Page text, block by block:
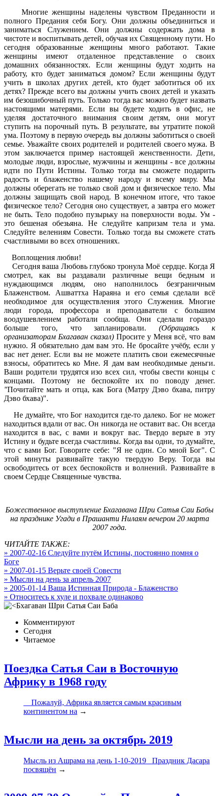
Многие женщины наделены чувством Преданности и
полного Предания себя Богу. Они должны объединиться и
заниматься Служением. Они должны содержать дома в
чистоте и воспитывать детей, обучая их Священному пути. Но
сегодня образованные женщины много работают. Такие
женщины имеют отдаленное представление о своих
домашних обязанностях. Если женщины будут ходить на
работу, кто будет заниматься домом? Если женщины будут
учить в школах других детей, кто будет заботиться об их
детях? Прежде всего вы должны учить своих детей и указать
им безошибочный путь. Только тогда вас можно будет назвать
настоящими матерями. Если вы будете ходить в офис, не
уделяя достаточного внимания своим детям, они могут
ступить на порочный путь. В результате, вы утратите покой
ума. Поэтому в первую очередь вы должны заботиться о своей
семье. Уважайте своих родителей и родителей своего мужа. В
этом заключается пример настоящей женственности. Дети,
молодые люди, взрослые, мужчины и женщины - все должны
идти по Пути Истины. Только тогда вы сможете подарить
радость и блаженство нашему народу и всему миру. Мы
должны оберегать не только свой дом и физическое тело. Мы
должны защищать свой народ. В конечном итоге, что такое
физическое тело? Сегодня оно существует, а завтра его может
не быть. Тело подобно пузырьку на поверхности воды. Ум -
это бешеная обезьяна. Не следуйте капризам тела и ума.
Следуйте велениям Совести. Только тогда вы сможете стать
счастливыми во всех отношениях.
Воплощения любви!
Сегодня ваша Любовь глубоко тронула Моё сердце. Когда Я
смотрел, как вы раздавали различные вещи бедным и
нуждающимся людям, оно наполнилось безграничным
Блаженством. Ашваттха Нараяна и его семья сделали всё
необходимое для осуществления этого Служения. Многие
люди города, профессора и преподаватели с большим
воодушевлением работали сообща. Они сделали гораздо
больше того, что запланировали.(Обращаясь к
организаторам Бхагаван сказал) Просите у Меня всё, что вам
нужно. Я обязательно дам вам это. Не бросайте учёбу, если у
вас нет денег. Если вы не можете платить свои ежемесячные
взносы, обратитесь ко Мне. Я дам вам необходимые деньги.
Ваши родители трудятся изо всех сил, чтобы свести концы с
концами. Поэтому не беспокойте их по поводу денег.
"Почитайте мать и отца, как Бога (Матру Дэво бхава, питру
Дэво бхава)".
Не думайте, что Бог находится где-то далеко. Бог не может
находиться вдали от вас. Он никогда не оставит вас. Он всегда
находится в вас, с вами и вокруг вас. Твердо верьте в эту
Истину и будьте всегда счастливы. Когда вы одни, то думайте,
что с вами Бог. Говорите себе: "Я не один. Со мной Бог". С
этой минуты развивайте такую твердую Веру. Тогда вы
освободитесь от всех беспокойств и волнений. Развивайте в
своем Сердце Священные чувства.
Божественное выступление Бхагавана Шри Сатья Саи Бабы
на празднике Угади в Прашанти Нилаям вечером 20 марта
2007 года.
ЧИТАЙТЕ ТАКЖЕ:
» 2007-02-16 Следуйте путём Истины, постоянно помня о
Боге
» 2007-01-15 Верьте своей Совести
» Мысли на день за апрель 2007
» 2005-01-14 Ваша Истинная Природа - Блаженство
» Относитесь к хуле и похвале одинаково
Комментируют
Сегодня
Читаемое
Поездка Сатья Саи в Восточную
Африку в 1968 году
Пожалуй, Африка является самым красивым
континентом на →
Мысли на день за октябрь 2019
Мысль из Ашрама на день 1-10-2019 Праздник Дасара
посвящён →